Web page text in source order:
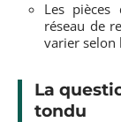
Les pièces
réseau de
varier selon
La
tondu